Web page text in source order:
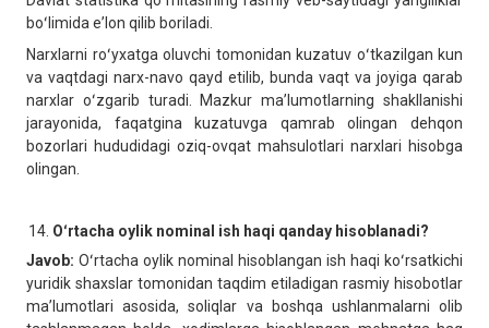
boʻlimida eʼlon qilib boriladi.
Narxlarni roʻyxatga oluvchi tomonidan kuzatuv oʻtkazilgan kun
va vaqtdagi narx-navo qayd etilib, bunda vaqt va joyiga qarab
narxlar oʻzgarib turadi. Mazkur maʼlumotlarning shakllanishi
jarayonida, faqatgina kuzatuvga qamrab olingan dehqon
bozorlari hududidagi oziq-ovqat mahsulotlari narxlari hisobga
olingan.
Oʻrtacha oylik nominal ish haqi qanday hisoblanadi?
Javob: Oʻrtacha oylik nominal hisoblangan ish haqi koʻrsatkichi
yuridik shaxslar tomonidan taqdim etiladigan rasmiy hisobotlar
maʼlumotlari asosida, soliqlar va boshqa ushlanmalarni olib